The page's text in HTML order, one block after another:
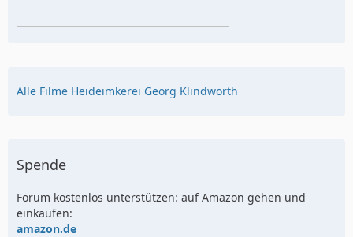
Alle Filme Heideimkerei Georg Klindworth
Spende
Forum kostenlos unterstützen: auf Amazon gehen und
einkaufen:
amazon.de